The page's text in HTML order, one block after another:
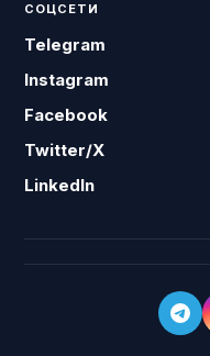
СОЦСЕТИ
Telegram
Instagram
Facebook
Twitter/X
LinkedIn